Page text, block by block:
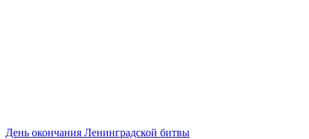
День окончания Ленинградской битвы